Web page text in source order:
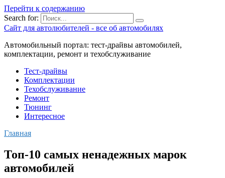
Перейти к содержанию
Search for:
Сайт для автолюбителей - все об автомобилях
Автомобильный портал: тест-драйвы автомобилей,
комплектации, ремонт и техобслуживание
Тест-драйвы
Комплектации
Техобслуживание
Ремонт
Тюнинг
Интересное
Главная
Топ-10 самых ненадежных марок
автомобилей